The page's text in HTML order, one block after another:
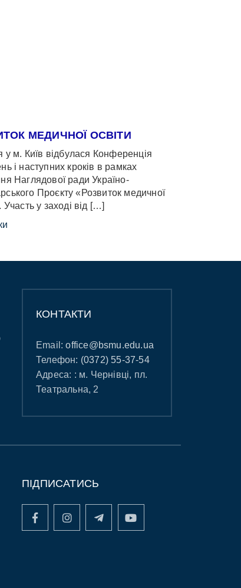
МЕДИЧНОЇ ОСВІТИ
у м. Київ відбулася Конференція
і наступних кроків в рамках
Наглядової ради Україно-
Проєкту «Розвиток медичної
Участь у заході від […]
КОНТАКТИ
Email:office@bsmu.edu.ua
Телефон: (0372) 55-37-54
Адреса: : м. Чернівці, пл.
Театральна, 2
ПІДПИСАТИСЬ